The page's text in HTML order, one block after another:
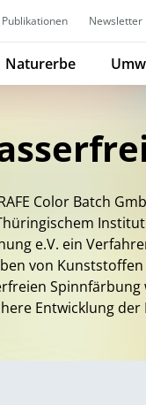
Publikationen Newsletter
Naturerbe
Color Batch
e.V. ein
von
Entwicklung